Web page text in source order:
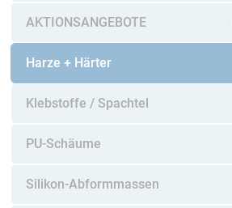
AKTIONSANGEBOTE
Harze + Härter
Klebstoffe / Spachtel
PU-Schäume
Silikon-Abformmassen